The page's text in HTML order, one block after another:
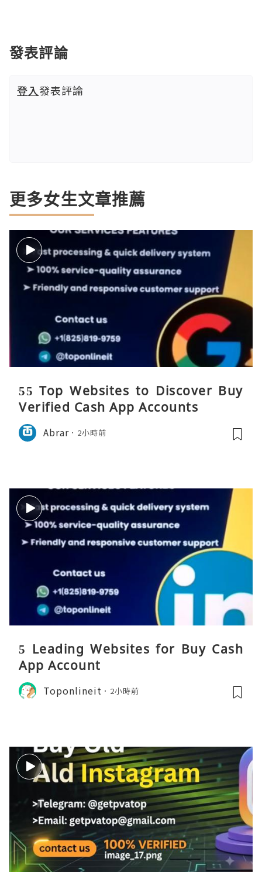
發表評論
登入發表評論
更多女生文章推薦
55 Top Websites to Discover Buy
Verified Cash App Accounts
Abrar 2小時前
5 Leading Websites for Buy Cash
App Account
Toponlineit 2小時前